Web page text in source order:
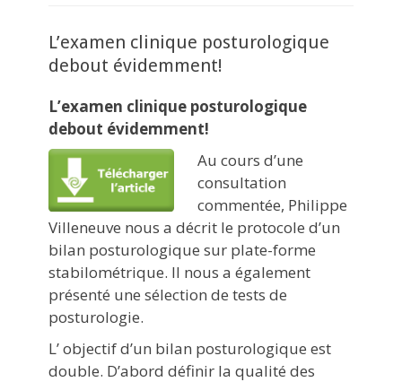
L’examen clinique posturologique
debout évidemment!
L’examen clinique posturologique
debout évidemment!
Au cours d’une
consultation
commentée, Philippe
Villeneuve nous a décrit le protocole d’un
bilan posturologique sur plate-forme
stabilométrique. Il nous a également
présenté une sélection de tests de
posturologie.
L’ objectif d’un bilan posturologique est
double. D’abord définir la qualité des